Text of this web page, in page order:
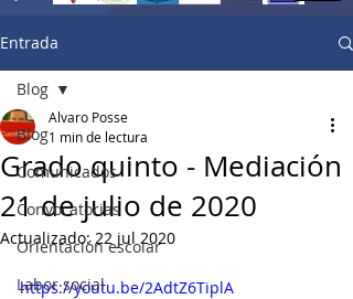
Entrada
Blog
Comunicados
Convocatorias
Orientación escolar
Labor social
Blog
Grado quinto - Mediación
21 de julio de 2020
Alvaro Posse
1 min de lectura
Actualizado:22 jul 2020
https://youtu.be/2AdtZ6TiplA